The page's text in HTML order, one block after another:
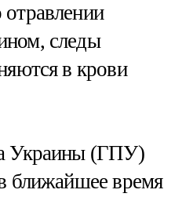
следы
в крови
Украины (ГПУ)
ближайшее время